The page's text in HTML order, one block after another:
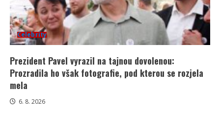
Celebrity
Prezident Pavel vyrazil na tajnou dovolenou:
Prozradila ho však fotografie, pod kterou se rozjela
mela
6. 8. 2026